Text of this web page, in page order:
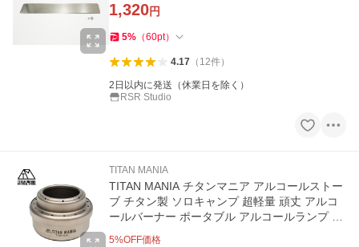
1,320円
5% （60pt）
4.17（ 12件）
2日以内に発送（休業日を除く）
RSR Studio
TITAN MANIA
TITAN MANIA チタンマニア アルコールストー
ブ チタン製 ソロキャンプ 超軽量 頑丈 アルコ
ールバーナー ポータブル アルコールランプ ツ
5%OFF価格